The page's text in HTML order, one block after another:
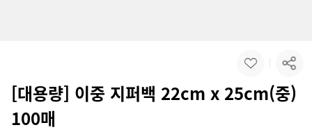
[대용량] 이중 지퍼백 22cm x 25cm(중)
100매